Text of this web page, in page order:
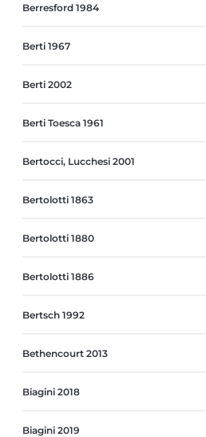
Berresford 1984
Berti 1967
Berti 2002
Berti Toesca 1961
Bertocci, Lucchesi 2001
Bertolotti 1863
Bertolotti 1880
Bertolotti 1886
Bertsch 1992
Bethencourt 2013
Biagini 2018
Biagini 2019